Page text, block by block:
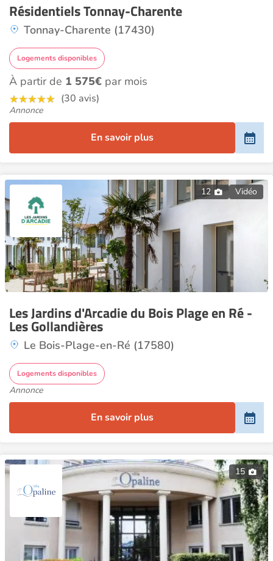
Résidentiels Tonnay-Charente
Tonnay-Charente (17430)
Logements disponibles
À partir de 1 575€ par mois
(30 avis)
Annonce
En savoir plus
12 Vidéo
Les Jardins d'Arcadie du Bois Plage en Ré -
Les Gollandières
Le Bois-Plage-en-Ré (17580)
Logements disponibles
Annonce
En savoir plus
15